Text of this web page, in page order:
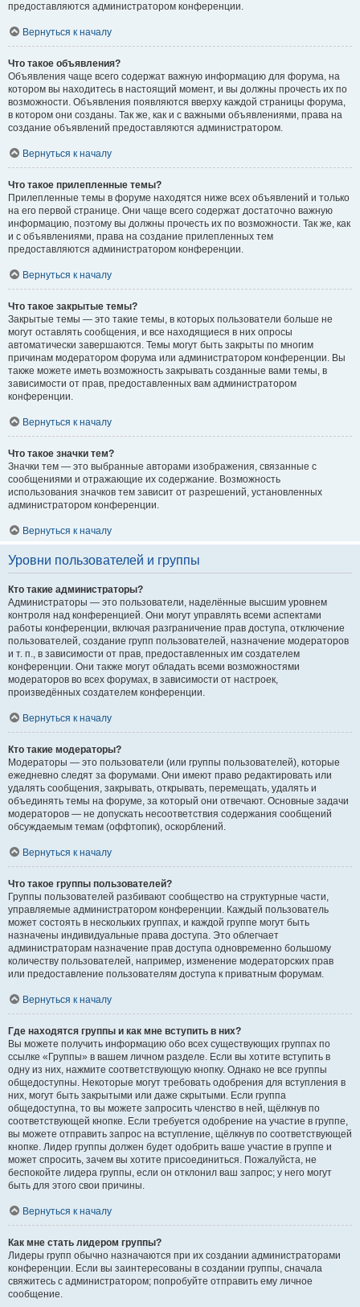
предоставляются администратором конференции.
Вернуться к началу
Что такое объявления?
Объявления чаще всего содержат важную информацию для форума, на
котором вы находитесь в настоящий момент, и вы должны прочесть их по
возможности. Объявления появляются вверху каждой страницы форума,
в котором они созданы. Так же, как и с важными объявлениями, права на
создание объявлений предоставляются администратором.
Вернуться к началу
Что такое прилепленные темы?
Прилепленные темы в форуме находятся ниже всех объявлений и только
на его первой странице. Они чаще всего содержат достаточно важную
информацию, поэтому вы должны прочесть их по возможности. Так же, как
и с объявлениями, права на создание прилепленных тем
предоставляются администратором конференции.
Вернуться к началу
Что такое закрытые темы?
Закрытые темы — это такие темы, в которых пользователи больше не
могут оставлять сообщения, и все находящиеся в них опросы
автоматически завершаются. Темы могут быть закрыты по многим
причинам модератором форума или администратором конференции. Вы
также можете иметь возможность закрывать созданные вами темы, в
зависимости от прав, предоставленных вам администратором
конференции.
Вернуться к началу
Что такое значки тем?
Значки тем — это выбранные авторами изображения, связанные с
сообщениями и отражающие их содержание. Возможность
использования значков тем зависит от разрешений, установленных
администратором конференции.
Вернуться к началу
Уровни пользователей и группы
Кто такие администраторы?
Администраторы — это пользователи, наделённые высшим уровнем
контроля над конференцией. Они могут управлять всеми аспектами
работы конференции, включая разграничение прав доступа, отключение
пользователей, создание групп пользователей, назначение модераторов
и т. п., в зависимости от прав, предоставленных им создателем
конференции. Они также могут обладать всеми возможностями
модераторов во всех форумах, в зависимости от настроек,
произведённых создателем конференции.
Вернуться к началу
Кто такие модераторы?
Модераторы — это пользователи (или группы пользователей), которые
ежедневно следят за форумами. Они имеют право редактировать или
удалять сообщения, закрывать, открывать, перемещать, удалять и
объединять темы на форуме, за который они отвечают. Основные задачи
модераторов — не допускать несоответствия содержания сообщений
обсуждаемым темам (оффтопик), оскорблений.
Вернуться к началу
Что такое группы пользователей?
Группы пользователей разбивают сообщество на структурные части,
управляемые администратором конференции. Каждый пользователь
может состоять в нескольких группах, и каждой группе могут быть
назначены индивидуальные права доступа. Это облегчает
администраторам назначение прав доступа одновременно большому
количеству пользователей, например, изменение модераторских прав
или предоставление пользователям доступа к приватным форумам.
Вернуться к началу
Где находятся группы и как мне вступить в них?
Вы можете получить информацию обо всех существующих группах по
ссылке «Группы» в вашем личном разделе. Если вы хотите вступить в
одну из них, нажмите соответствующую кнопку. Однако не все группы
общедоступны. Некоторые могут требовать одобрения для вступления в
них, могут быть закрытыми или даже скрытыми. Если группа
общедоступна, то вы можете запросить членство в ней, щёлкнув по
соответствующей кнопке. Если требуется одобрение на участие в группе,
вы можете отправить запрос на вступление, щёлкнув по соответствующей
кнопке. Лидер группы должен будет одобрить ваше участие в группе и
может спросить, зачем вы хотите присоединиться. Пожалуйста, не
беспокойте лидера группы, если он отклонил ваш запрос; у него могут
быть для этого свои причины.
Вернуться к началу
Как мне стать лидером группы?
Лидеры групп обычно назначаются при их создании администраторами
конференции. Если вы заинтересованы в создании группы, сначала
свяжитесь с администратором; попробуйте отправить ему личное
сообщение.